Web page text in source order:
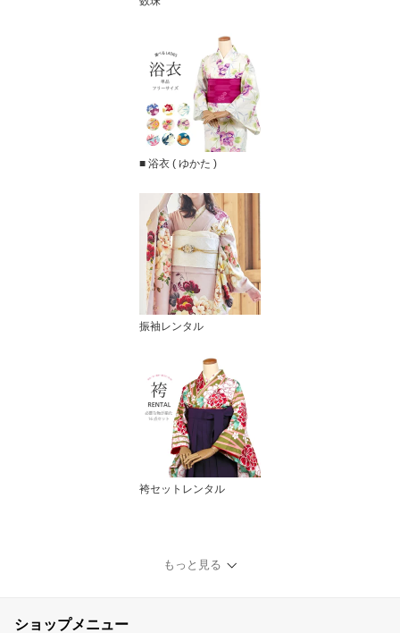
■ 浴衣 ( ゆかた )
振袖レンタル
袴セットレンタル
もっと見る
ショップメニュー